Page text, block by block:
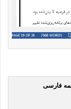
فارسی